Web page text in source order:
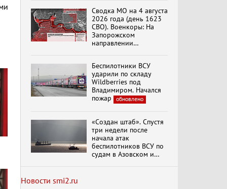
«Изменимся или
вымрем»
К ГРАЖДАНАМ
Г.А. Зюганова,
Председателя ЦК
КПРФ Руководителя
фракции КПРФ в
Государственной Думе
РФ (28.07.2026)
Документальный
фильм "Империализм и
Бить смелее!
В.Баранец, В.Дандыкин,
А.Матвийчук, К.Сивков
Сводка МО на 4 августа
2026 года (день 1623
СВО). Военкоры: На
Запорожском
направлении
Степногорска
Беспилотники ВСУ
ударили по складу
Wildberries под
Владимиром. Начался
пожар
обновлено
«Создан штаб». Спустя
три недели после
начала атак
беспилотников ВСУ по
судам в Азовском и
Новости smi2.ru